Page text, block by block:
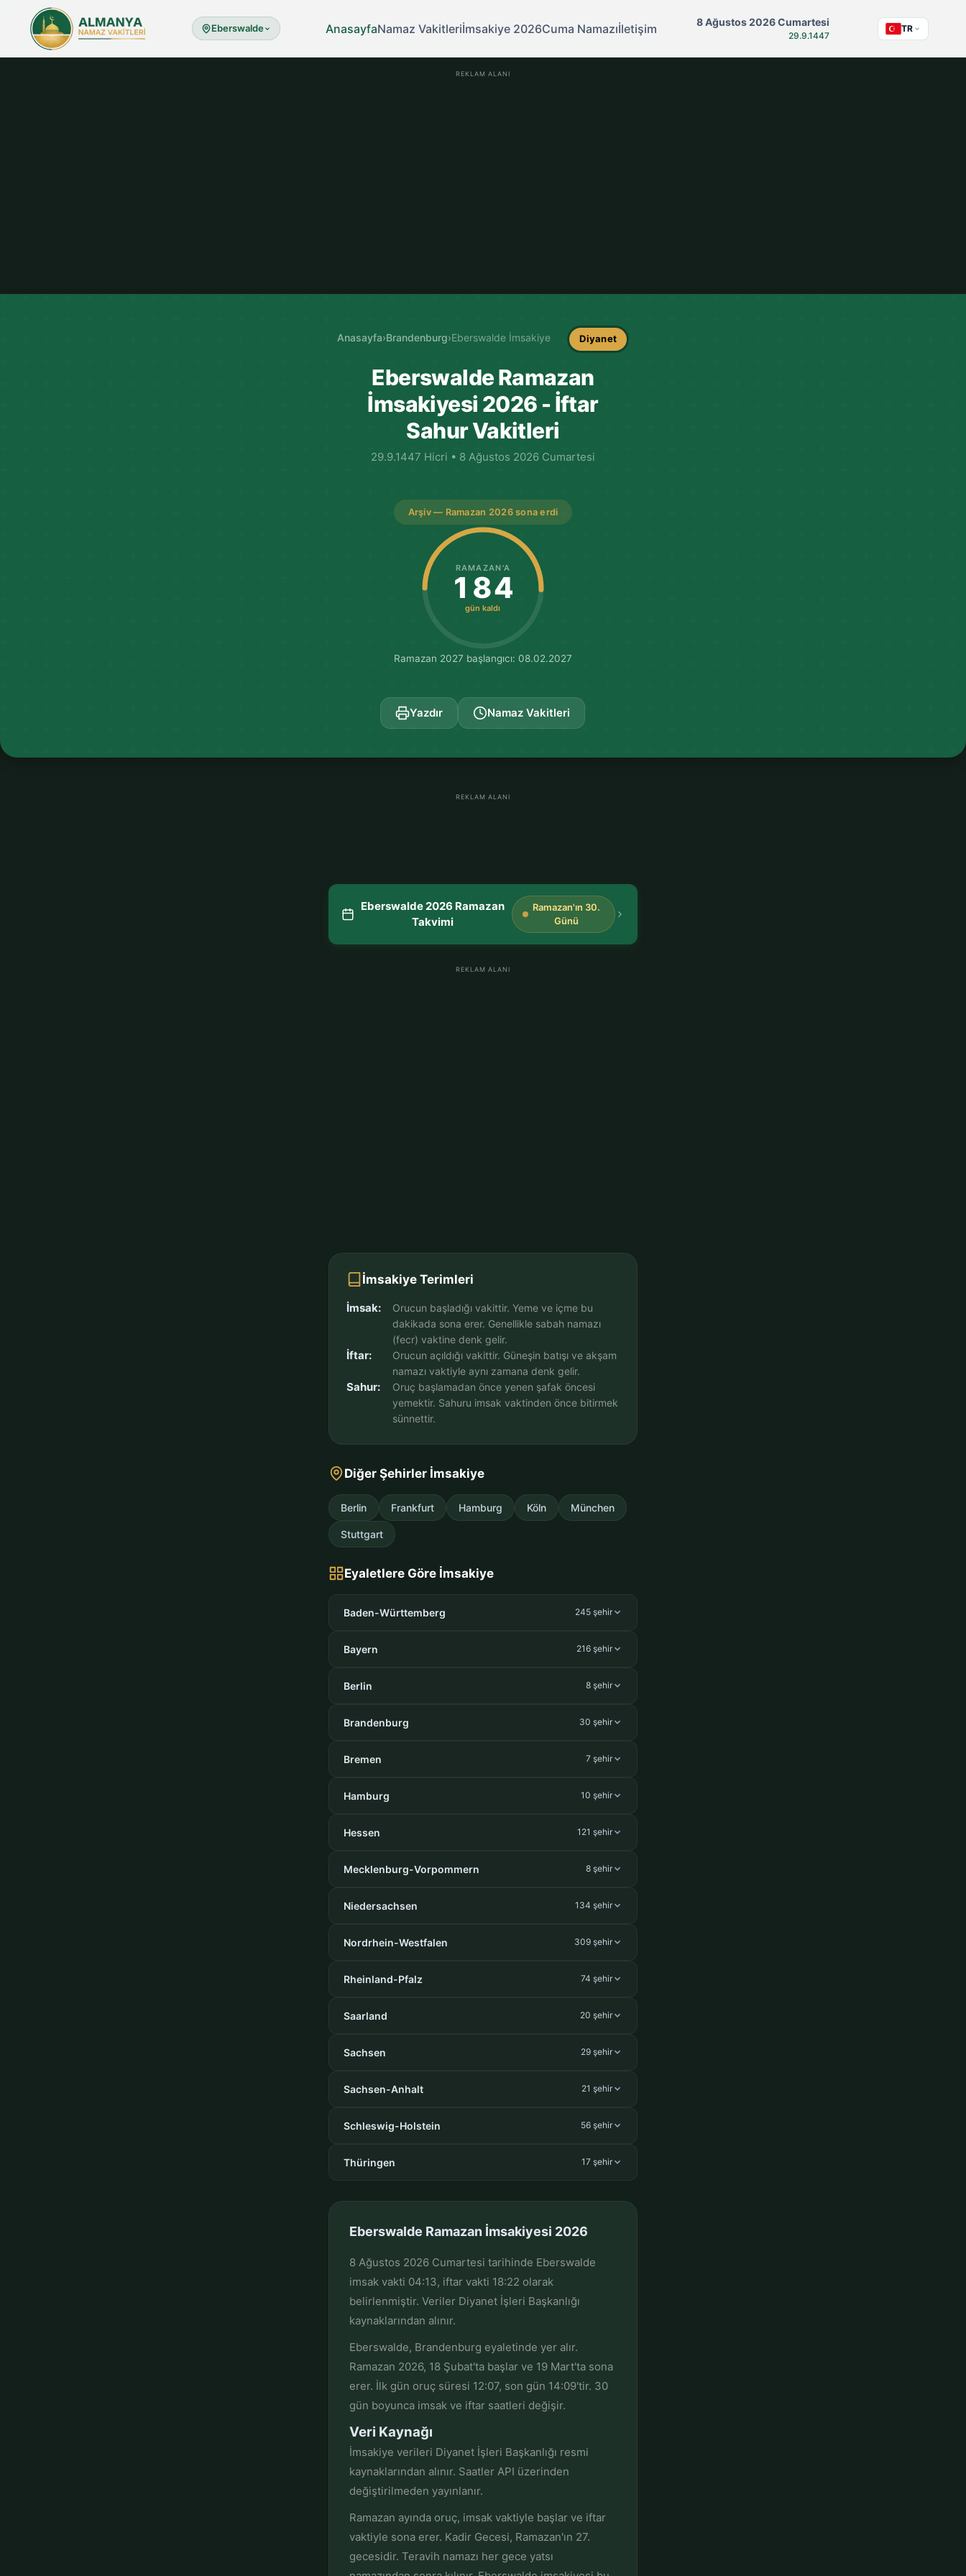
Eberswalde AnasayfaNamaz Vakitleriİmsakiye 2026Cuma Namazıİletişim 8 Ağustos 2026 Cumartesi
29.9.1447
TR
REKLAM ALANI
Anasayfa›Brandenburg›Eberswalde İmsakiye Diyanet
Eberswalde Ramazan
İmsakiyesi 2026 - İftar
Sahur Vakitleri
29.9.1447 Hicri • 8 Ağustos 2026 Cumartesi
Arşiv — Ramazan 2026 sona erdi
RAMAZAN'A
184
gün kaldı
Ramazan 2027 başlangıcı: 08.02.2027
Yazdır Namaz Vakitleri
REKLAM ALANI
Eberswalde 2026 Ramazan
Takvimi
Ramazan'ın 30.
Günü
REKLAM ALANI
İmsakiye Terimleri
İmsak:
Orucun başladığı vakittir. Yeme ve içme bu
dakikada sona erer. Genellikle sabah namazı
(fecr) vaktine denk gelir.
İftar:
Orucun açıldığı vakittir. Güneşin batışı ve akşam
namazı vaktiyle aynı zamana denk gelir.
Sahur:
Oruç başlamadan önce yenen şafak öncesi
yemektir. Sahuru imsak vaktinden önce bitirmek
sünnettir.
Diğer Şehirler İmsakiye
Berlin Frankfurt Hamburg Köln München
Stuttgart
Eyaletlere Göre İmsakiye
Baden-Württemberg 245 şehir
Bayern 216 şehir
Berlin 8 şehir
Brandenburg 30 şehir
Bremen 7 şehir
Hamburg 10 şehir
Hessen 121 şehir
Mecklenburg-Vorpommern 8 şehir
Niedersachsen 134 şehir
Nordrhein-Westfalen 309 şehir
Rheinland-Pfalz 74 şehir
Saarland 20 şehir
Sachsen 29 şehir
Sachsen-Anhalt 21 şehir
Schleswig-Holstein 56 şehir
Thüringen 17 şehir
Eberswalde Ramazan İmsakiyesi 2026
8 Ağustos 2026 Cumartesi tarihinde Eberswalde
imsak vakti 04:13, iftar vakti 18:22 olarak
belirlenmiştir. Veriler Diyanet İşleri Başkanlığı
kaynaklarından alınır.
Eberswalde, Brandenburg eyaletinde yer alır.
Ramazan 2026, 18 Şubat'ta başlar ve 19 Mart'ta sona
erer. İlk gün oruç süresi 12:07, son gün 14:09'tir. 30
gün boyunca imsak ve iftar saatleri değişir.
Veri Kaynağı
İmsakiye verileri Diyanet İşleri Başkanlığı resmi
kaynaklarından alınır. Saatler API üzerinden
değiştirilmeden yayınlanır.
Ramazan ayında oruç, imsak vaktiyle başlar ve iftar
vaktiyle sona erer. Kadir Gecesi, Ramazan'ın 27.
gecesidir. Teravih namazı her gece yatsı